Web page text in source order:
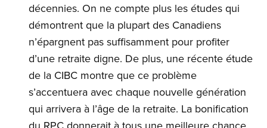
décennies. On ne compte plus les études qui
démontrent que la plupart des Canadiens
n’épargnent pas suffisamment pour profiter
d’une retraite digne. De plus, une récente étude
de la CIBC montre que ce problème
s’accentuera avec chaque nouvelle génération
qui arrivera à l’âge de la retraite. La bonification